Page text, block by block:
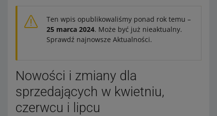
Ten wpis opublikowaliśmy ponad rok temu –
25 marca 2024. Może być już nieaktualny.
Sprawdź najnowsze Aktualności.
Nowości i zmiany dla
sprzedających w kwietniu,
czerwcu i lipcu